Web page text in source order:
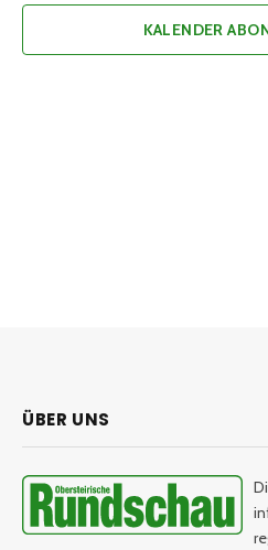
KALENDER
ÜBER UNS